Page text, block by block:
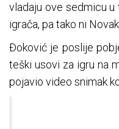
vladaju ove sedmicu
igrača, pa tako ni
Đoković je poslije
teški usovi za igru na
pojavio video snimak